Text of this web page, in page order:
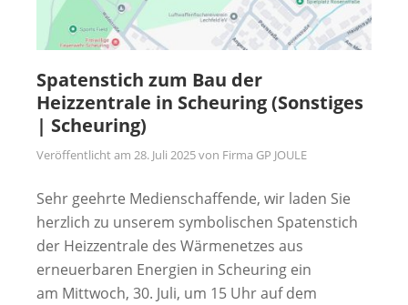
Spatenstich zum Bau der
Heizzentrale in Scheuring (Sonstiges
| Scheuring)
Veröffentlicht am 28. Juli 2025von Firma GP JOULE
Sehr geehrte Medienschaffende, wir laden Sie
herzlich zu unserem symbolischen Spatenstich
der Heizzentrale des Wärmenetzes aus
erneuerbaren Energien in Scheuring ein
am Mittwoch, 30. Juli, um 15 Uhr auf dem